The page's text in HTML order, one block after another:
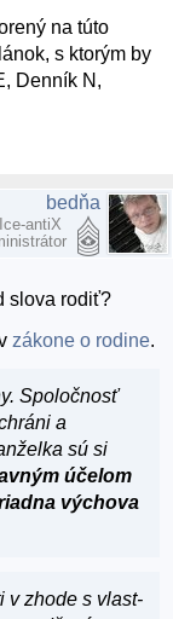
na túto
s ktorým by
Denník N,
bedňa
antiX
slova rodiť?
zákone o rodine.
Spoločnosť
a
sú si
účelom
výchova
v zhode s vlast-